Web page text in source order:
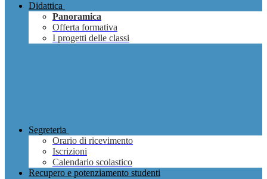
Didattica
Panoramica
Offerta formativa
I progetti delle classi
Segreteria
Orario di ricevimento
Iscrizioni
Calendario scolastico
Recupero e potenziamento studenti